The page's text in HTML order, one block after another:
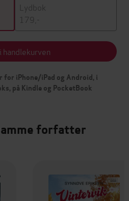
Lydbok
179,-
handlekurven
for iPhone/iPad og Android, i
på Kindle og PocketBook
forfatter